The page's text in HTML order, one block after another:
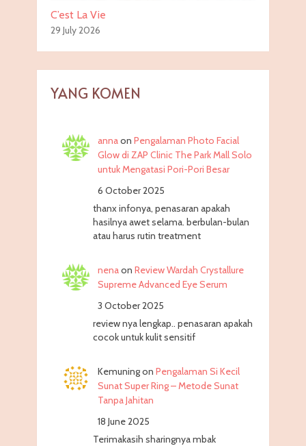
C’est La Vie
29 July 2026
YANG KOMEN
annaon Pengalaman Photo Facial
Glow di ZAP Clinic The Park Mall Solo
untuk Mengatasi Pori-Pori Besar
6 October 2025
thanx infonya, penasaran apakah
hasilnya awet selama. berbulan-bulan
atau harus rutin treatment
nenaon Review Wardah Crystallure
Supreme Advanced Eye Serum
3 October 2025
review nya lengkap.. penasaran apakah
cocok untuk kulit sensitif
Kemuningon Pengalaman Si Kecil
Sunat Super Ring – Metode Sunat
Tanpa Jahitan
18 June 2025
Terimakasih sharingnya mbak